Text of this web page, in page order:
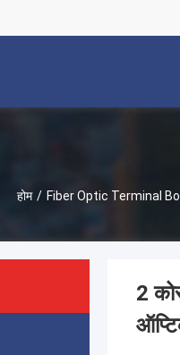
होम / Fiber Optic Terminal
2